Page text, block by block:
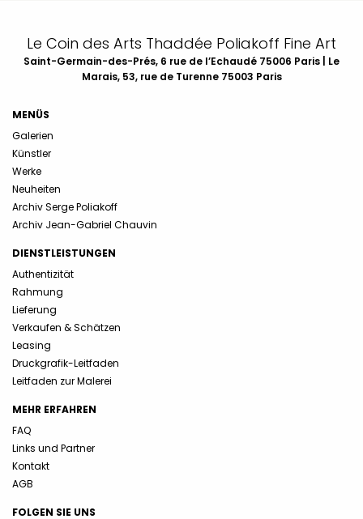
Le Coin des Arts Thaddée Poliakoff Fine Art
Saint-Germain-des-Prés, 6 rue de l’Echaudé 75006 Paris | Le
Marais, 53, rue de Turenne 75003 Paris
MENÜS
Galerien
Künstler
Werke
Neuheiten
Archiv Serge Poliakoff
Archiv Jean-Gabriel Chauvin
DIENSTLEISTUNGEN
Authentizität
Rahmung
Lieferung
Verkaufen & Schätzen
Leasing
Druckgrafik-Leitfaden
Leitfaden zur Malerei
MEHR ERFAHREN
FAQ
Links und Partner
Kontakt
AGB
FOLGEN SIE UNS